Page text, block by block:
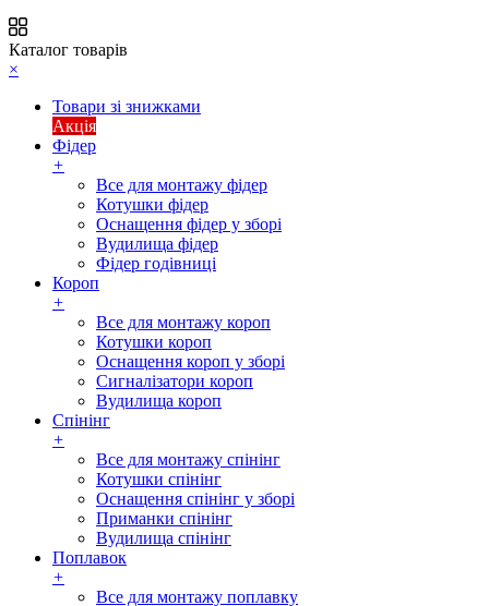
Каталог товарів
×
Товари зі знижками
Акція
Фідер
+
Все для монтажу фідер
Котушки фідер
Оснащення фідер у зборі
Вудилища фідер
Фідер годівниці
Короп
+
Все для монтажу короп
Котушки короп
Оснащення короп у зборі
Сигналізатори короп
Вудилища короп
Спінінг
+
Все для монтажу спінінг
Котушки спінінг
Оснащення спінінг у зборі
Приманки спінінг
Вудилища спінінг
Поплавок
+
Все для монтажу поплавку